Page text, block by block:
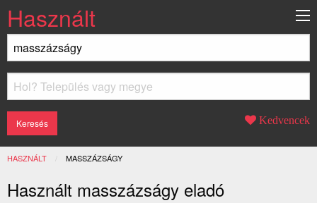
Használt
Kedvencek
HASZNÁLT JELENLEGI:
MASSZÁZSÁGY
Használt masszázságy eladó